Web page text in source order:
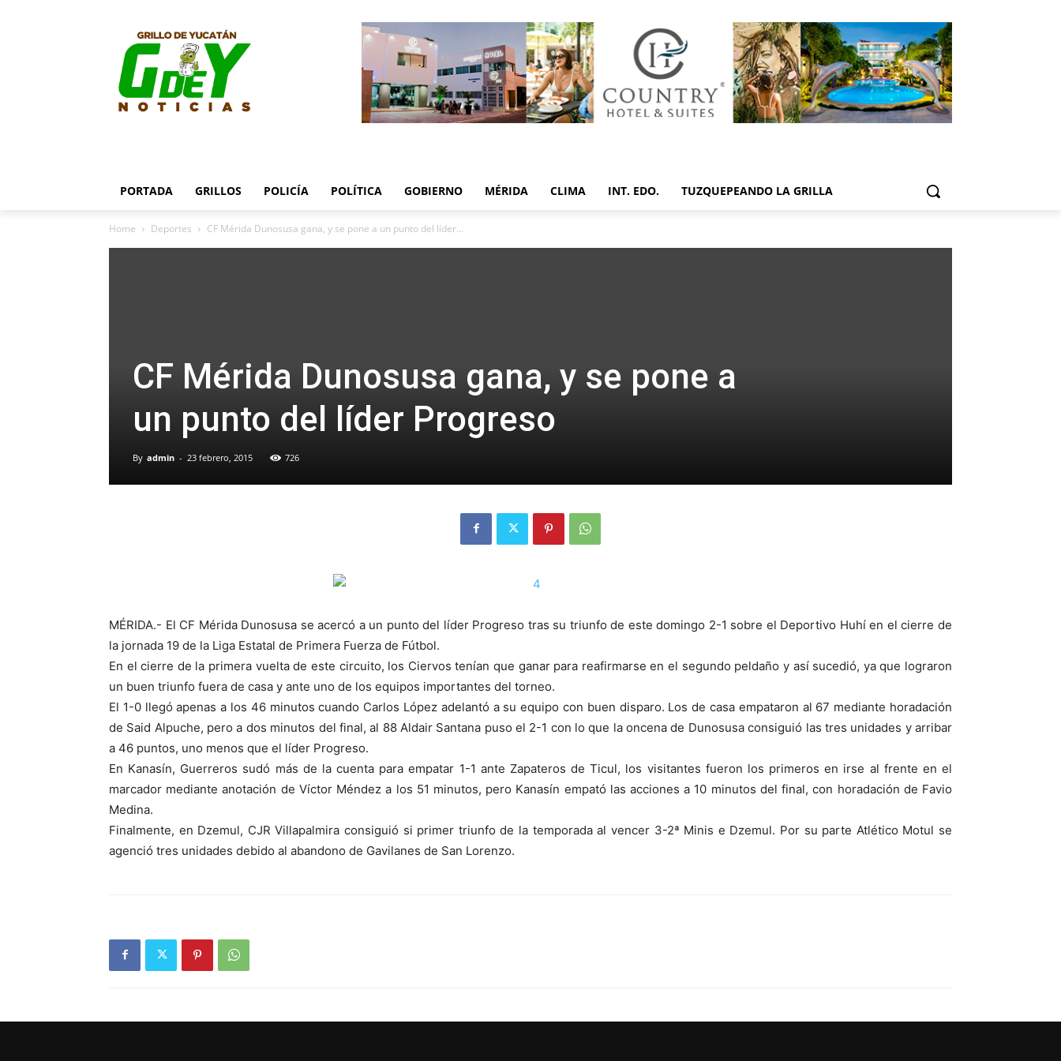
PORTADA GRILLOS POLICÍA POLÍTICA GOBIERNO MÉRIDA CLIMA INT. EDO. TUZQUEPEANDO LA GRILLA
Home Deportes CF Mérida Dunosusa gana, y se pone a un punto del líder...
CF Mérida Dunosusa gana, y se pone a
un punto del líder Progreso
By admin - 23 febrero, 2015 726
MÉRIDA.- El CF Mérida Dunosusa se acercó a un punto del líder Progreso tras su triunfo de este domingo 2-1 sobre el Deportivo Huhí en el cierre de
la jornada 19 de la Liga Estatal de Primera Fuerza de Fútbol.
En el cierre de la primera vuelta de este circuito, los Ciervos tenían que ganar para reafirmarse en el segundo peldaño y así sucedió, ya que lograron
un buen triunfo fuera de casa y ante uno de los equipos importantes del torneo.
El 1-0 llegó apenas a los 46 minutos cuando Carlos López adelantó a su equipo con buen disparo. Los de casa empataron al 67 mediante horadación
de Said Alpuche, pero a dos minutos del final, al 88 Aldair Santana puso el 2-1 con lo que la oncena de Dunosusa consiguió las tres unidades y arribar
a 46 puntos, uno menos que el líder Progreso.
En Kanasín, Guerreros sudó más de la cuenta para empatar 1-1 ante Zapateros de Ticul, los visitantes fueron los primeros en irse al frente en el
marcador mediante anotación de Víctor Méndez a los 51 minutos, pero Kanasín empató las acciones a 10 minutos del final, con horadación de Favio
Medina.
Finalmente, en Dzemul, CJR Villapalmira consiguió si primer triunfo de la temporada al vencer 3-2ª Minis e Dzemul. Por su parte Atlético Motul se
agenció tres unidades debido al abandono de Gavilanes de San Lorenzo.